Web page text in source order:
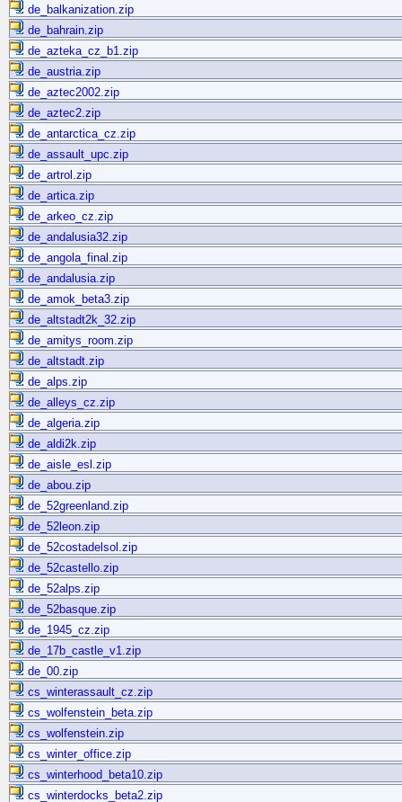
de_balkanization.zip
de_bahrain.zip
de_azteka_cz_b1.zip
de_austria.zip
de_aztec2002.zip
de_aztec2.zip
de_antarctica_cz.zip
de_assault_upc.zip
de_artrol.zip
de_artica.zip
de_arkeo_cz.zip
de_andalusia32.zip
de_angola_final.zip
de_andalusia.zip
de_amok_beta3.zip
de_altstadt2k_32.zip
de_amitys_room.zip
de_altstadt.zip
de_alps.zip
de_alleys_cz.zip
de_algeria.zip
de_aldi2k.zip
de_aisle_esl.zip
de_abou.zip
de_52greenland.zip
de_52leon.zip
de_52costadelsol.zip
de_52castello.zip
de_52alps.zip
de_52basque.zip
de_1945_cz.zip
de_17b_castle_v1.zip
de_00.zip
cs_winterassault_cz.zip
cs_wolfenstein_beta.zip
cs_wolfenstein.zip
cs_winter_office.zip
cs_winterhood_beta10.zip
cs_winterdocks_beta2.zip